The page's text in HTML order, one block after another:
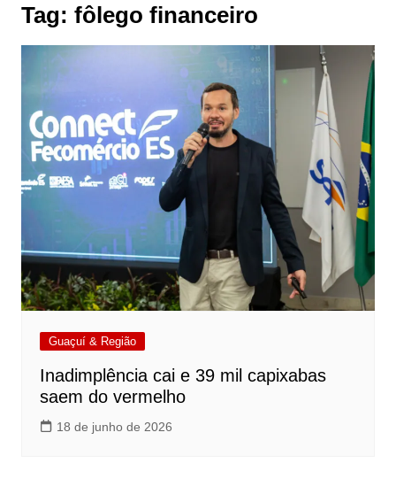
Tag: fôlego financeiro
Guaçuí & Região
Inadimplência cai e 39 mil capixabas
saem do vermelho
18 de junho de 2026